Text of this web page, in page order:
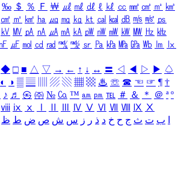
‰ ＄ ％ Ｆ ￦ ㎕ ㎖ ㎗ ℓ ㎘ ㏄ ㎣ ㎤ ㎥ ㎦
㎠ ㎡ ㎢ ㏊ ㎍ ㎎ ㎏ ㏏ ㎈ ㎉ ㏈ ㎧ ㎨ ㎰
㎸ ㎹ ㎀ ㎁ ㎂ ㎃ ㎄ ㎺ ㎻ ㎽ ㎾ ㎿ ㎐ ㎑
㎋ ㎌ ㏖ ㏅ ㎭ ㎮ ㎯ ㏛ ㎩ ㎪ ㎫ ㎬ ㏝ ㏐
㏓
◆ □ ■ △ ▽ → ← ↑ ↓ ↔ 〓 ◁ ◀ ▷ ▶ ♤
◐ ◑ ▒ ▤ ▨ ▧ ▦ ▩ ♨ ☏ ☎ ☜ ☞ ¶ †
♪ ♬ ㉿ ㈜ № ㏇ ™ ㏂ ㏘ ℡ ＃ ＆ ＊ ＠ ª º
ⅷ ⅸ ⅹ Ⅳ Ⅴ Ⅵ Ⅶ Ⅷ Ⅸ Ⅹ
ب ت ث ج ح خ د ذ ر ز س ش ص ض ط ظ